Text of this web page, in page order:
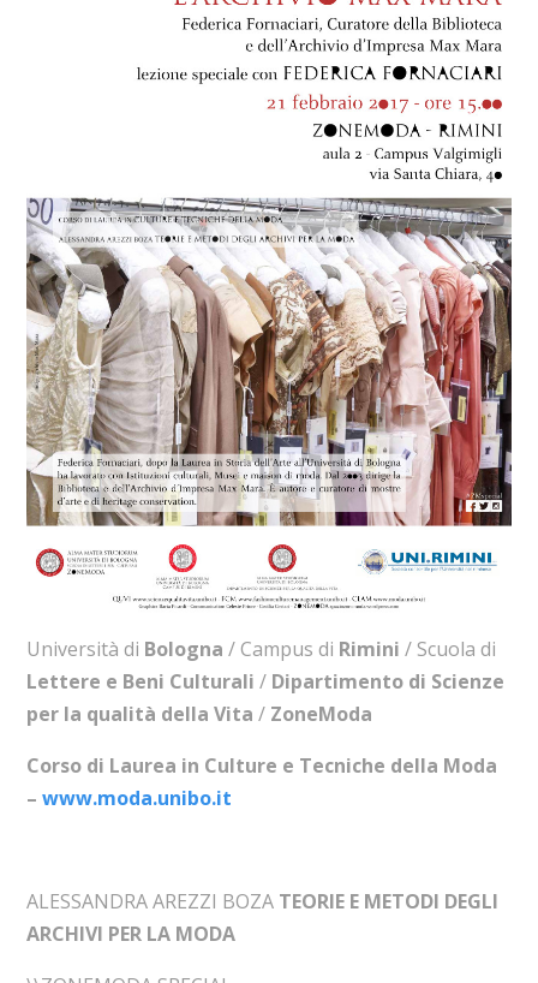
Università di Bologna / Campus di Rimini / Scuola di
Lettere e Beni Culturali / Dipartimento di Scienze
per la qualità della Vita / ZoneModa
Corso di Laurea in Culture e Tecniche della Moda
– www.moda.unibo.it
ALESSANDRA AREZZI BOZATEORIE E METODI DEGLI
ARCHIVI PER LA MODA